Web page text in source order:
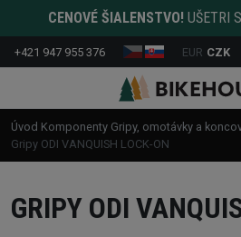
CENOVÉ ŠIALENSTVO! UŠETRI
+421 947 955 376 EUR CZK
Úvod Komponenty Gripy, omotávky a
Gripy ODI VANQUISH LOCK-ON
GRIPY ODI